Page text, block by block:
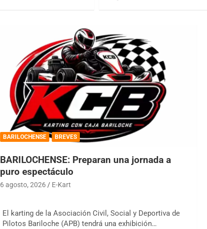
BARILOCHENSE BREVES
BARILOCHENSE: Preparan una jornada a
puro espectáculo
6 agosto, 2026 E-Kart
El karting de la Asociación Civil, Social y Deportiva de
Pilotos Bariloche (APB) tendrá una exhibición…